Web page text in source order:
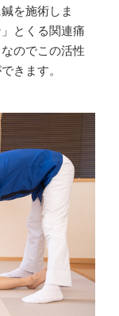
を施術しま
とくる関連痛
のでこの活性
きます。